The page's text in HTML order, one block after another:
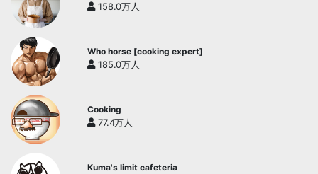
158.0万人
Who horse [cooking expert]
185.0万人
Cooking
77.4万人
Kuma's limit cafeteria